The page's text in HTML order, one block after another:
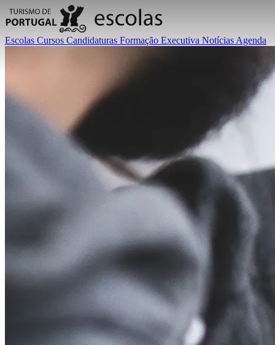
Escolas Cursos Candidaturas Formação Executiva Notícias Agenda